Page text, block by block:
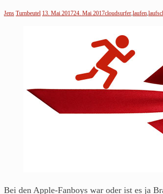
Jens Turnbeutel 13. Mai 201724. Mai 2017cloudsurfer laufen
Bei den Apple-Fanboys war oder ist es ja